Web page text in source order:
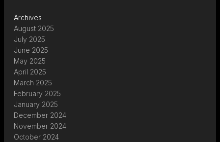
Archives
August 2025
July 2025
June 2025
May 2025
April 2025
March 2025
February 2025
January 2025
December 2024
November 2024
October 2024